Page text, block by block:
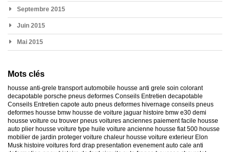
Septembre 2015
Juin 2015
Mai 2015
Mots clés
housse anti-grele transport automobile housse anti grele soin colorant
decapotable porsche pneus deformes Conseils Entretien decapotable
Conseils Entretien capote auto pneus deformes hivernage conseils pneus
deformes housse bmw housse de voiture jaguar histoire bmw e30 demi
housse voiture ou trouver pneus voitures anciennes paiement facile housse
auto plier housse voiture type huile voiture ancienne housse fiat 500 housse
mobilier de jardin proteger voiture chaleur housse voiture exterieur Elon
Musk histoire voitures ford drap presentation evenement auto cale anti